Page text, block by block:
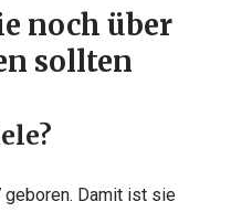
noch über
sollten
geboren. Damit ist sie